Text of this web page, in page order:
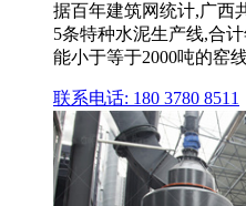
据百年建筑网统计,广西
5条特种水泥生产线,合
能小于等于2000吨的窑
联系电话: 180 3780 8511